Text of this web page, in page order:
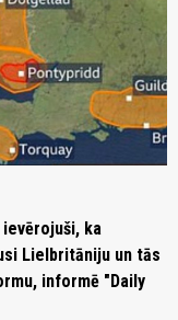
ka
Lielbritāniju un tās
informē "Daily